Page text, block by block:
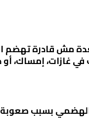
مش قادرة تهضم
غازات، إمساك،
الهضمي بسبب